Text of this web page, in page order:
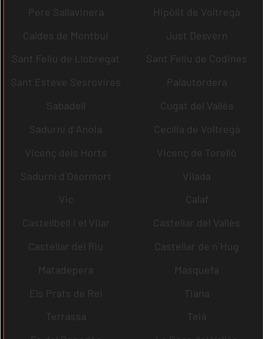
Pere Sallavinera
Hipòlit de Voltregà
Caldes de Montbui
Just Desvern
Sant Feliu de Llobregat
Sant Feliu de Codines
Sant Esteve Sesrovires
Palautordera
Sabadell
Cugat del Vallès
Sadurní d´Anoia
Cecília de Voltregà
Vicenç dels Horts
Vicenç de Torelló
Sadurní d´Osormort
Vilada
Vic
Calaf
Castellbell i el Vilar
Castellar del Vallès
Castellar del Riu
Castellar de n´Hug
Matadepera
Masquefa
Els Prats de Rei
Tiana
Terrassa
Teià